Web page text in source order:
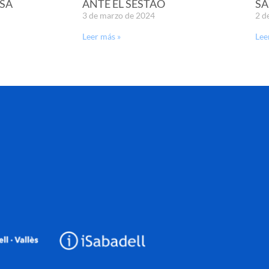
ANTE EL SESTAO
3 de marzo de 2024
Leer más »
2